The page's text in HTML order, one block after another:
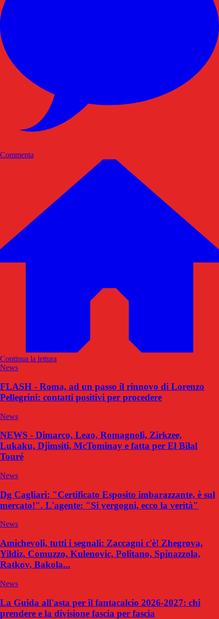
Commenta
Continua la lettura
News
FLASH - Roma, ad un passo il rinnovo di Lorenzo
Pellegrini: contatti positivi per procedere
News
NEWS - Dimarco, Leao, Romagnoli, Zirkzee,
Lukaku, Djimsiti, McTominay e fatta per El Bilal
Touré
News
Dg Cagliari: "Certificato Esposito imbarazzante, è sul
mercato!". L'agente: "Si vergogni, ecco la verità"
News
Amichevoli, tutti i segnali: Zaccagni c'è! Zhegrova,
Yildiz, Comuzzo, Kulenovic, Politano, Spinazzola,
Ratkov, Bakola...
News
La Guida all'asta per il fantacalcio 2026-2027: chi
prendere e la divisione fascia per fascia